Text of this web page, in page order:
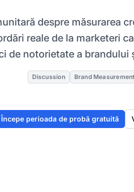
despre măsurarea
reale de la marketeri
de notorietate a brandului
Discussion Brand Measurement
Începe perioada de probă gratuită